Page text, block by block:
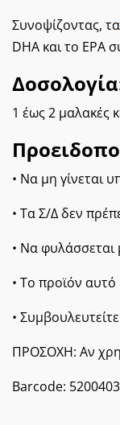
Συνοψίζοντας, τα
DHA και το EPA
1 έως 2
• Να μη γίνεται
• Τα Σ/Δ δεν
• Να φυλάσσεται
• Το προϊόν
•
ΠΡΟΣΟΧΗ: Αν
Barcode: